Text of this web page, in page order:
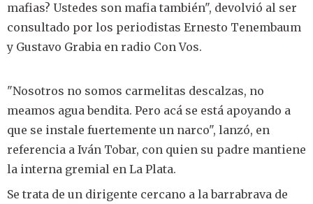
mafias? Ustedes son mafia también", devolvió al ser
consultado por los periodistas Ernesto Tenembaum
y Gustavo Grabia en radio Con Vos.
"Nosotros no somos carmelitas descalzas, no
meamos agua bendita. Pero acá se está apoyando a
que se instale fuertemente un narco", lanzó, en
referencia a Iván Tobar, con quien su padre mantiene
la interna gremial en La Plata.
Se trata de un dirigente cercano a la barrabrava de